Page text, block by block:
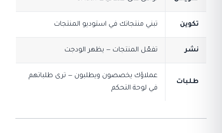
تكوين تبني منتجاتك في استوديو المنتجات
نشر تفعّل المنتجات — يظهر الودجت
طلبات
عملاؤك يخصصون ويطلبون — ترى طلباتهم
في لوحة التحكم